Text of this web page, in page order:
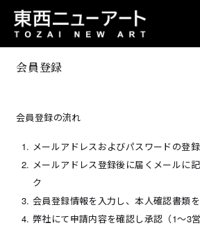
会員登録
会員登録の流れ
メールアドレスおよびパスワードの登録
メールアドレス登録後に届くメールに
ク
会員登録情報を入力し、本人確認書類
弊社にて申請内容を確認し承認（1～3